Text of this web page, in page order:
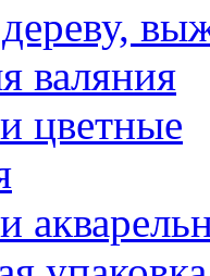
валяния
цветные